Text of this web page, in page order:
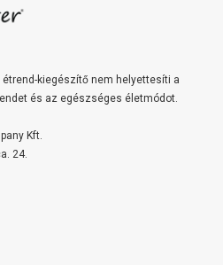
kiegészítő nem helyettesíti a
és az egészséges életmódot.
Kft.
24.